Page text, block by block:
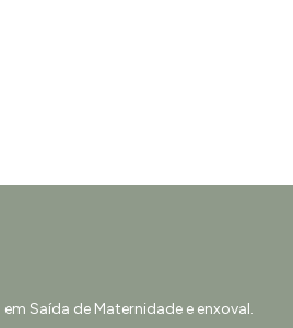
Saída de Maternidade e enxoval.